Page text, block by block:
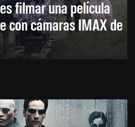
filmar una película
con cámaras IMAX de